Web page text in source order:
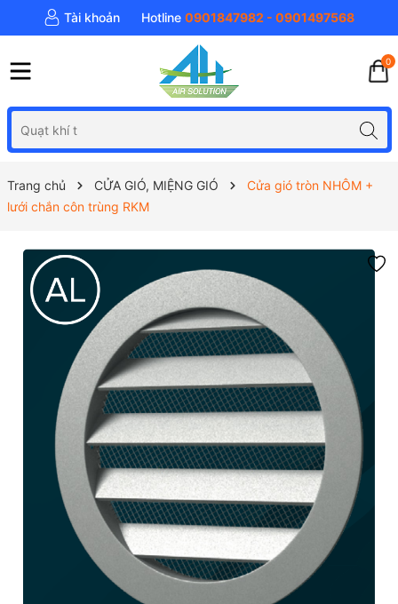
Tài khoản Hotline 0901847982 - 0901497568
0
Trang chủ CỬA GIÓ, MIỆNG GIÓ
Cửa gió tròn NHÔM +
lưới chắn côn trùng RKM